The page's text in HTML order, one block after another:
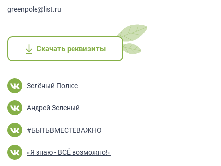
Зелёный Полюс
Андрей Зеленый
#БЫТЬВМЕСТЕВАЖНО
«Я знаю - ВСЁ возможно!»
greenpole@list.ru
Скачать реквизиты
Скачать реквизиты
Скачать реквизиты
Скачать реквизиты
Скачать реквизиты